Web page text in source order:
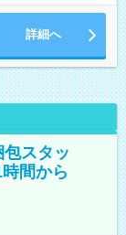
詳細へ
スタッ
間から